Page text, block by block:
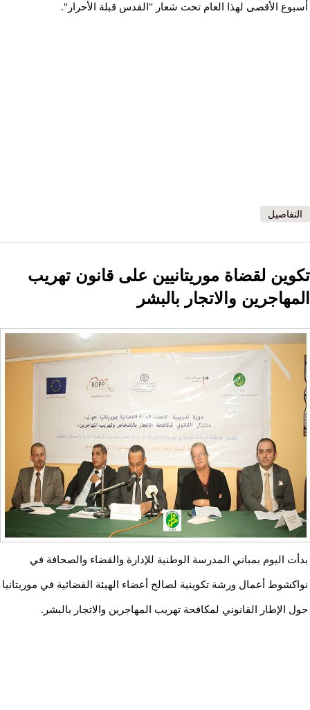
أسبوع الأقصى لهذا العام تحت شعار "القدس قبلة الأحرار".
التفاصيل
تكوين لقضاة موريتانيين على قانون تهريب
المهاجرين والاتجار بالبشر
بدأت اليوم بمباني المدرسة الوطنية للإدارة والقضاء والصحافة في
نواكشوط أعمال ورشة تكوينية لصالح أعضاء الهيئة القضائية في موريتانيا
حول الإطار القانوني لمكافحة تهريب المهاجرين والاتجار بالبشر.